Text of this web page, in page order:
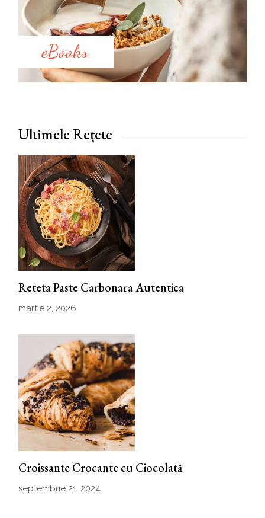
eBooks
Ultimele Rețete
Reteta Paste Carbonara Autentica
martie 2, 2026
Croissante Crocante cu Ciocolată
septembrie 21, 2024